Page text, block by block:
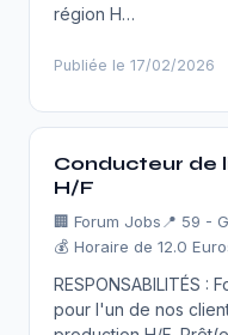
région H…
Publiée le 17/02/2026
Conducteur de
H/F
🏢 Forum Jobs 📍 59 -
💰 Horaire de 12.0
RESPONSABILITÉS :
pour l'un de nos